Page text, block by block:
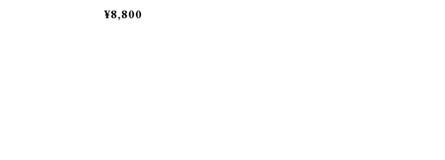
¥8,800